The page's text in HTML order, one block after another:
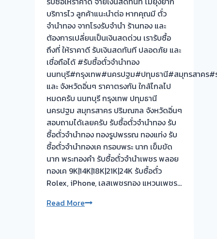
จ่าย
เงินสด
ทันที-
ผล
งาน
วัน
นี้!
บริการไว ลูกค้าแนะนำต่อ หากคุณมี ตั๋ว
จำนำทอง จากโรงรับจำนำ ร้านทอง และ
ต้องการเปลี่ยนเป็นเงินสดด่วน เรารับซื้อ
ถึงที่ ให้ราคาดี รับเงินสดทันที ปลอดภัย และ
เชื่อถือได้ #รับซื้อตั๋วจำนำทอง
นนทบุรี#กรุงเทพ#นครปฐม#ปทุมธานี#สมุทรสาคร#
และ จังหวัดอิ่นๆ ราคาตรงกัน ใกล้ไกลไป
หมดครับ นนทบุรี กรุงเทพ ปทุมธานี
นครปฐม สมุทรสาคร ปริมณฑล จังหวัดอิ่นๆ
สอบถามได้เลยครับ รับซื้อตั๋วจำนำทอง รับ
ซื้อตั๋วจำนำทอง ทองรูปพรรณ ทองแท่ง รับ
ซื้อตั๋วจำนำทองเค กรอบพระ นาก เข็มขัด
นาก พระทองคำ รับซื้อตั๋วจำนำเพชร พลอย
ทองเค 9K|14K|18K|21K|24K รับซื้อตั๋ว
Rolex, iPhone, เลสเพชรทอง แหวนเพชร…
Read Moreรับ